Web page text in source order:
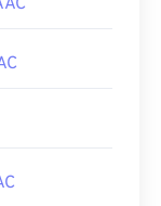
的音頻文